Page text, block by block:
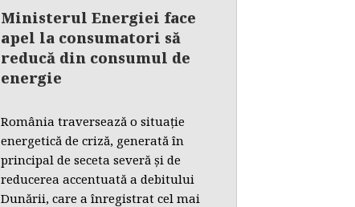
Ministerul Energiei face
apel la consumatori să
reducă din consumul de
energie
România traversează o situație
energetică de criză, generată în
principal de seceta severă și de
reducerea accentuată a debitului
Dunării, care a înregistrat cel mai